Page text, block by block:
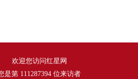
欢迎您访问红星网
是第 111287394 位来访者